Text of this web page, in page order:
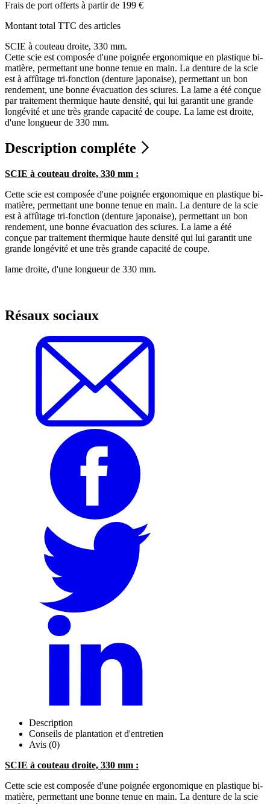
Frais de port offerts à partir de 199 €
Montant total TTC des articles
SCIE à couteau droite, 330 mm.
Cette scie est composée d'une poignée ergonomique en plastique bi-
matière, permettant une bonne tenue en main. La denture de la scie
est à affûtage tri-fonction (denture japonaise), permettant un bon
rendement, une bonne évacuation des sciures. La lame a été conçue
par traitement thermique haute densité, qui lui garantit une grande
longévité et une très grande capacité de coupe. La lame est droite,
d'une longueur de 330 mm.
Description compléte
SCIE à couteau droite, 330 mm :
Cette scie est composée d'une poignée ergonomique en plastique bi-
matière, permettant une bonne tenue en main. La denture de la scie
est à affûtage tri-fonction (denture japonaise), permettant un bon
rendement, une bonne évacuation des sciures. La lame a été
conçue par traitement thermique haute densité qui lui garantit une
grande longévité et une très grande capacité de coupe.
lame droite, d'une longueur de 330 mm.
Résaux sociaux
Description
Conseils de plantation et d'entretien
Avis (0)
SCIE à couteau droite, 330 mm :
Cette scie est composée d'une poignée ergonomique en plastique bi-
matière, permettant une bonne tenue en main. La denture de la scie